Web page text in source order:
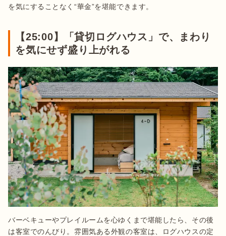
【25:00】「貸切ログハウス」で、まわり
を気にせず盛り上がれる
バーベキューやプレイルームを心ゆくまで堪能したら、その後
は客室でのんびり。雰囲気ある外観の客室は、ログハウスの定